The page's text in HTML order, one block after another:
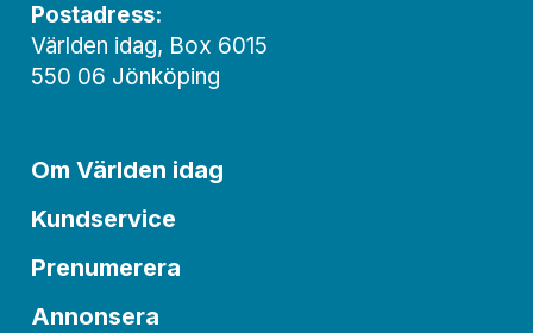
Postadress:
Världen idag, Box 6015
550 06 Jönköping
Om Världen idag
Kundservice
Prenumerera
Annonsera